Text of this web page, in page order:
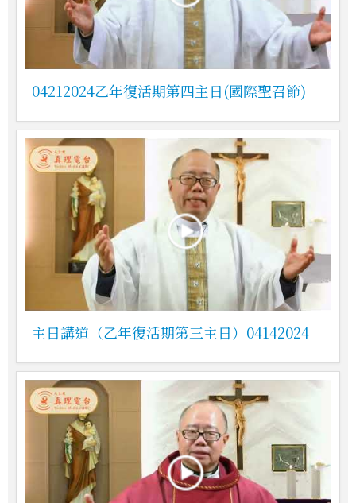
04212024乙年復活期第四主日(國際聖召節)
主日講道（乙年復活期第三主日）04142024